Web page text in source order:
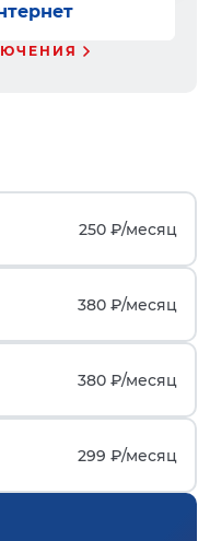
250 ₽/месяц
380 ₽/месяц
380 ₽/месяц
299 ₽/месяц